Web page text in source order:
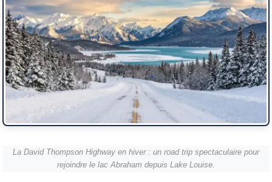
La David Thompson Highway en hiver : un road trip spectaculaire pour
rejoindre le lac Abraham depuis Lake Louise.